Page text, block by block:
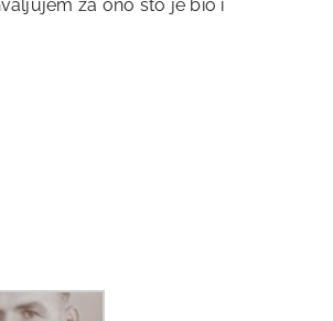
za ono što je bio i